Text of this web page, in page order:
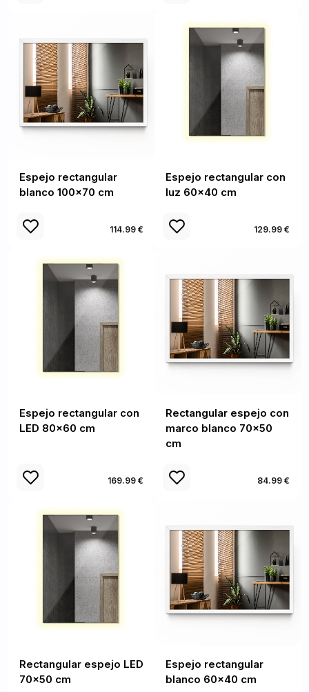
Espejo rectangular
blanco 100x70 cm
114.99 €
Espejo rectangular con
luz 60x40 cm
129.99 €
Espejo rectangular con
LED 80x60 cm
169.99 €
Rectangular espejo con
marco blanco 70x50
cm
84.99 €
Rectangular espejo LED
70x50 cm
Espejo rectangular
blanco 60x40 cm